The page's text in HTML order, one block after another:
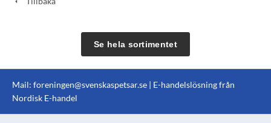
Se hela sortimentet
Mail: foreningen@svenskaspetsar.se | E-handelslösning från
Nordisk E-handel